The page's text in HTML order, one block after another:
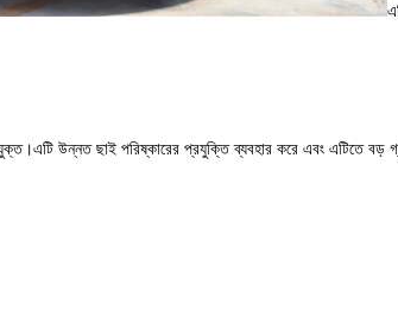
উন্নত ছাই পরিষ্কারের প্রযুক্তি ব্যবহার করে এবং এটিতে বড়